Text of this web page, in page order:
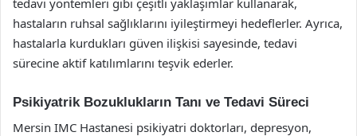
hastaların ruhsal sağlıklarını iyileştirmeyi hedeflerler. Ayrıca,
hastalarla kurdukları güven ilişkisi sayesinde, tedavi
sürecine aktif katılımlarını teşvik ederler.
Psikiyatrik Bozuklukların Tanı ve Tedavi Süreci
Mersin IMC Hastanesi psikiyatri doktorları, depresyon,